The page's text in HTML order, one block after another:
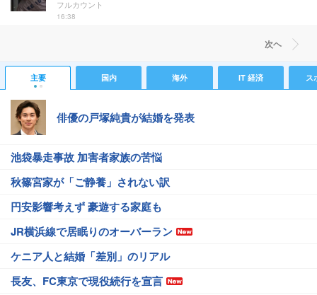
フルカウント
16:38
次ヘ
主要 国内 海外 IT 経済 ス
俳優の戸塚純貴が結婚を発表
池袋暴走事故 加害者家族の苦悩
秋篠宮家が「ご静養」されない訳
円安影響考えず 豪遊する家庭も
JR横浜線で居眠りのオーバーラン
ケニア人と結婚「差別」のリアル
長友、FC東京で現役続行を宣言